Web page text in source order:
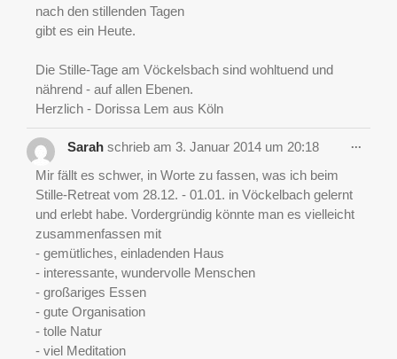
nach den stillenden Tagen
gibt es ein Heute.
Die Stille-Tage am Vöckelsbach sind wohltuend und
nährend - auf allen Ebenen.
Herzlich - Dorissa Lem aus Köln
Sarah schrieb am 3. Januar 2014 um 20:18
Mir fällt es schwer, in Worte zu fassen, was ich beim
Stille-Retreat vom 28.12. - 01.01. in Vöckelbach gelernt
und erlebt habe. Vordergründig könnte man es vielleicht
zusammenfassen mit
- gemütliches, einladenden Haus
- interessante, wundervolle Menschen
- großariges Essen
- gute Organisation
- tolle Natur
- viel Meditation
...